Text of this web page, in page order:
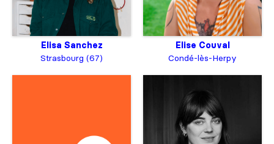
Elisa Sanchez
Strasbourg (67)
Elise Couval
Condé-lès-Herpy